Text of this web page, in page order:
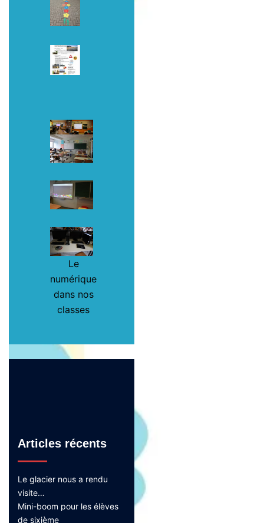
Le
numérique
dans nos
classes
Articles récents
Le glacier nous a rendu
visite…
Mini-boom pour les élèves
de sixième